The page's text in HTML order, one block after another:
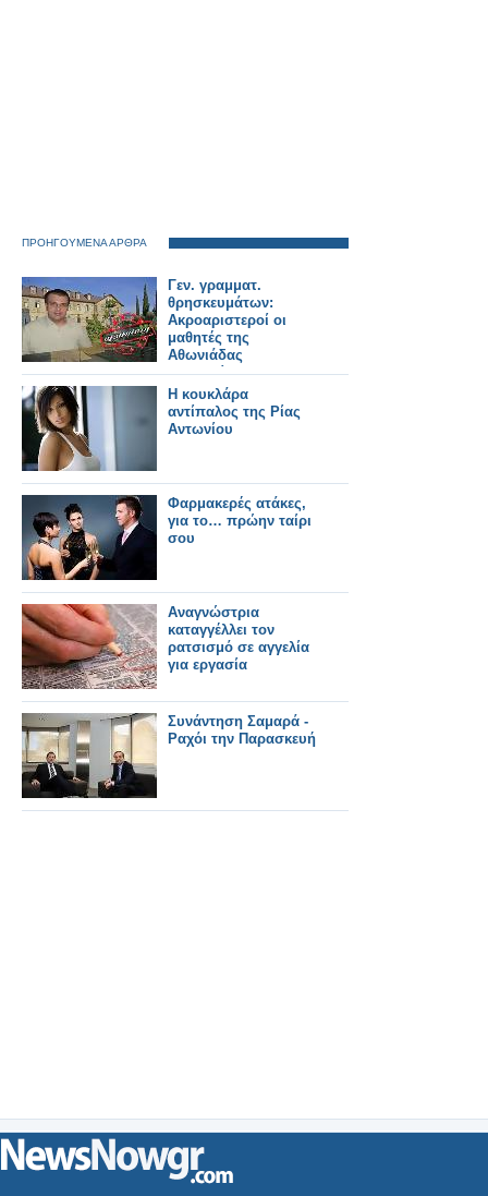
ΠΡΟΗΓΟΥΜΕΝΑ ΑΡΘΡΑ
Γεν. γραμματ.
θρησκευμάτων:
Ακροαριστεροί οι
μαθητές της
Αθωνιάδας
Ακαδημίας!
H κουκλάρα
αντίπαλος της Ρίας
Αντωνίου
Φαρμακερές ατάκες,
για το… πρώην ταίρι
σου
Αναγνώστρια
καταγγέλλει τον
ρατσισμό σε αγγελία
για εργασία
Συνάντηση Σαμαρά -
Ραχόι την Παρασκευή